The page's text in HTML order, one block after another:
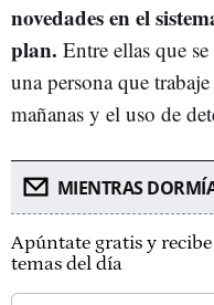
novedades en el
plan. Entre ellas que
una persona que
mañanas y el uso de
MIENTRAS
Apúntate gratis y
temas del día